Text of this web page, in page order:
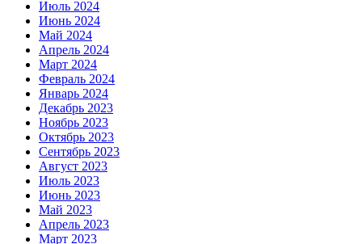
Июль 2024
Июнь 2024
Май 2024
Апрель 2024
Март 2024
Февраль 2024
Январь 2024
Декабрь 2023
Ноябрь 2023
Октябрь 2023
Сентябрь 2023
Август 2023
Июль 2023
Июнь 2023
Май 2023
Апрель 2023
Март 2023